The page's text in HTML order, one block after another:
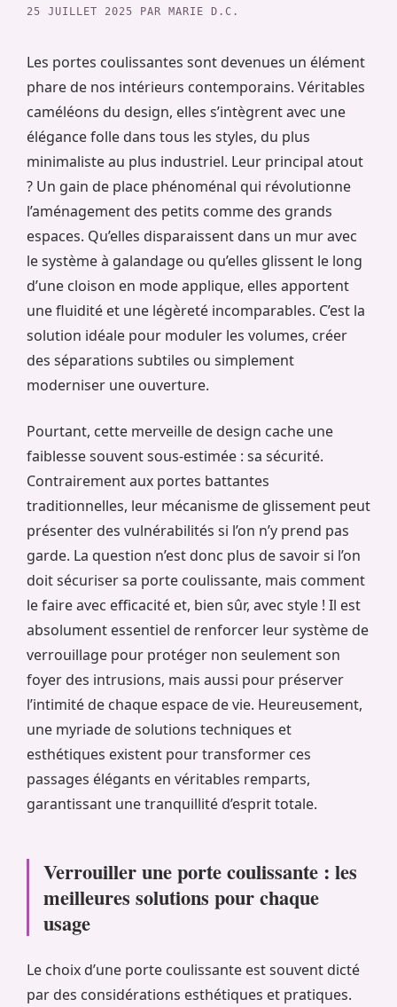
25 JUILLET 2025 PAR MARIE D.C.
Les portes coulissantes sont devenues un élément
phare de nos intérieurs contemporains. Véritables
caméléons du design, elles s’intègrent avec une
élégance folle dans tous les styles, du plus
minimaliste au plus industriel. Leur principal atout
? Un gain de place phénoménal qui révolutionne
l’aménagement des petits comme des grands
espaces. Qu’elles disparaissent dans un mur avec
le système à galandage ou qu’elles glissent le long
d’une cloison en mode applique, elles apportent
une fluidité et une légèreté incomparables. C’est la
solution idéale pour moduler les volumes, créer
des séparations subtiles ou simplement
moderniser une ouverture.
Pourtant, cette merveille de design cache une
faiblesse souvent sous-estimée : sa sécurité.
Contrairement aux portes battantes
traditionnelles, leur mécanisme de glissement peut
présenter des vulnérabilités si l’on n’y prend pas
garde. La question n’est donc plus de savoir si l’on
doit sécuriser sa porte coulissante, mais comment
le faire avec efficacité et, bien sûr, avec style ! Il est
absolument essentiel de renforcer leur système de
verrouillage pour protéger non seulement son
foyer des intrusions, mais aussi pour préserver
l’intimité de chaque espace de vie. Heureusement,
une myriade de solutions techniques et
esthétiques existent pour transformer ces
passages élégants en véritables remparts,
garantissant une tranquillité d’esprit totale.
Verrouiller une porte coulissante : les
meilleures solutions pour chaque
usage
Le choix d’une porte coulissante est souvent dicté
par des considérations esthétiques et pratiques.